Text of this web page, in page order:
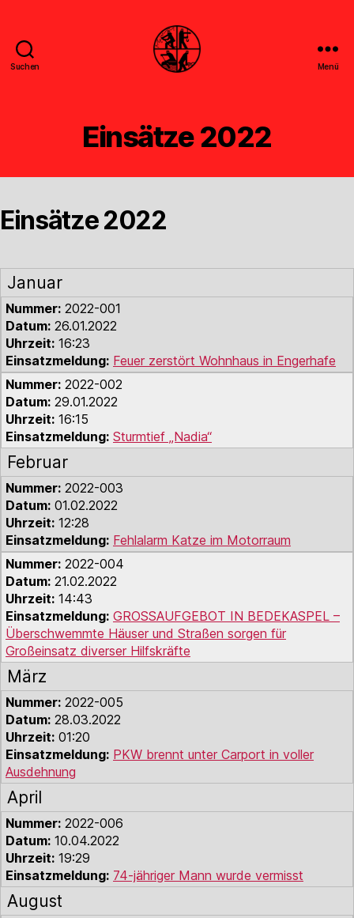
Suchen Menü
Einsätze 2022
Einsätze 2022
Januar
Nummer: 2022-001
Datum: 26.01.2022
Uhrzeit: 16:23
Einsatzmeldung: Feuer zerstört Wohnhaus in Engerhafe
Nummer: 2022-002
Datum: 29.01.2022
Uhrzeit: 16:15
Einsatzmeldung: Sturmtief „Nadia“
Februar
Nummer: 2022-003
Datum: 01.02.2022
Uhrzeit: 12:28
Einsatzmeldung: Fehlalarm Katze im Motorraum
Nummer: 2022-004
Datum: 21.02.2022
Uhrzeit: 14:43
Einsatzmeldung: GROSSAUFGEBOT IN BEDEKASPEL –
Überschwemmte Häuser und Straßen sorgen für
Großeinsatz diverser Hilfskräfte
März
Nummer: 2022-005
Datum: 28.03.2022
Uhrzeit: 01:20
Einsatzmeldung: PKW brennt unter Carport in voller
Ausdehnung
April
Nummer: 2022-006
Datum: 10.04.2022
Uhrzeit: 19:29
Einsatzmeldung: 74-jähriger Mann wurde vermisst
August